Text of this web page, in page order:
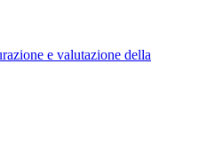
e valutazione della